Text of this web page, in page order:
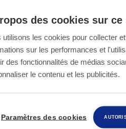
des cookies sur ce
utilisons les cookies pour collecter
sur les performances et
des fonctionnalités de médias
le contenu et les publicités.
Paramètres des cookies